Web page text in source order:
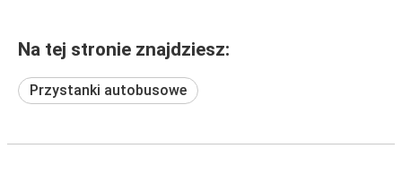
Na tej stronie znajdziesz:
Przystanki autobusowe